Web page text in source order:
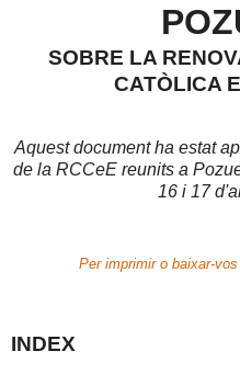
SOBRE LA
CATÒLICA
Aquest document ha estat
de la RCCeE reunits a
16 i 17
Per imprimir o baixar-
INDEX